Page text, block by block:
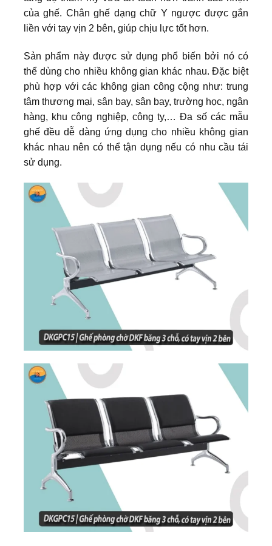
của ghế. Chân ghế dạng chữ Y ngược được gắn
liền với tay vịn 2 bên, giúp chịu lực tốt hơn.
Sản phẩm này được sử dụng phổ biến bởi nó có
thể dùng cho nhiều không gian khác nhau. Đặc biệt
phù hợp với các không gian công cộng như: trung
tâm thương mại, sân bay, sân bay, trường học, ngân
hàng, khu công nghiệp, công ty,… Đa số các mẫu
ghế đều dễ dàng ứng dụng cho nhiều không gian
khác nhau nên có thể tận dụng nếu có nhu cầu tái
sử dụng.